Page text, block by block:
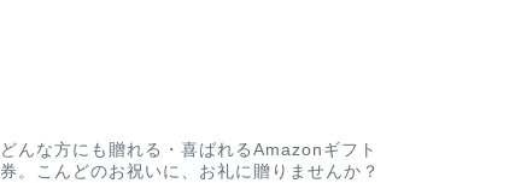
どんな方にも贈れる・喜ばれるAmazonギフト
券。こんどのお祝いに、お礼に贈りませんか？